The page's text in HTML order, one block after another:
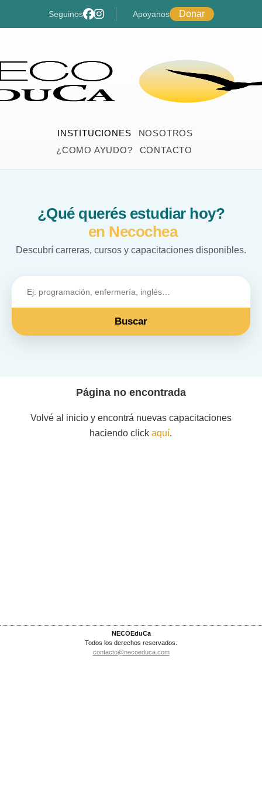
Seguinos Apoyanos Donar
INSTITUCIONES
NOSOTROS
¿COMO AYUDO?
CONTACTO
¿Qué querés estudiar hoy?
en Necochea
Descubrí carreras, cursos y capacitaciones disponibles.
Buscar
Página no encontrada
Volvé al inicio y encontrá nuevas capacitaciones
haciendo clickaquí.
NECOEduCa
Todos los derechos reservados.
contacto@necoeduca.com